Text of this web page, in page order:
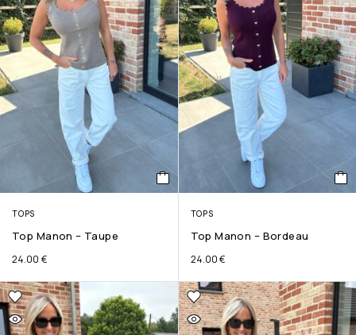
TOPS
Top Manon – Taupe
24.00 €
TOPS
Top Manon – Bordeau
24.00€